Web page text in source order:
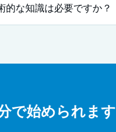
的な知識は必要ですか？
で始められます